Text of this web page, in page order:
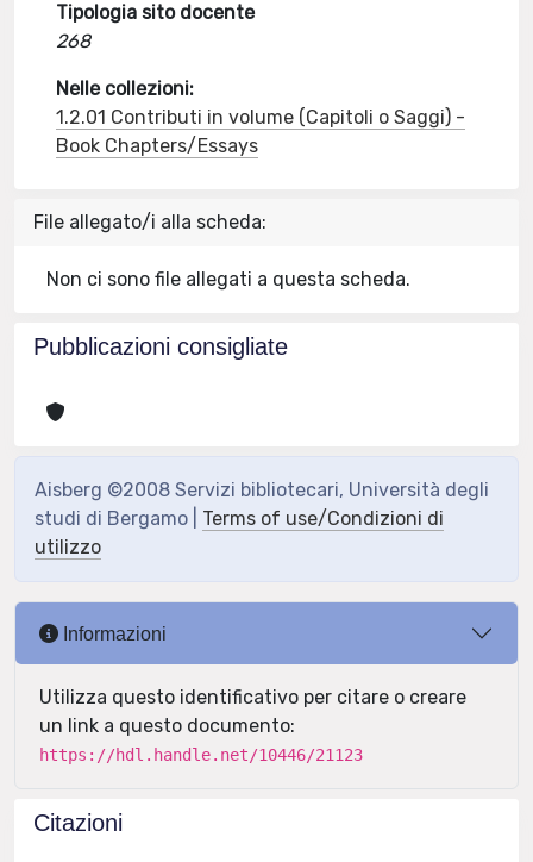
Tipologia sito docente
268
Nelle collezioni:
1.2.01 Contributi in volume (Capitoli o Saggi) -
Book Chapters/Essays
File allegato/i alla scheda:
Non ci sono file allegati a questa scheda.
Pubblicazioni consigliate
Aisberg ©2008 Servizi bibliotecari, Università degli
studi di Bergamo | Terms of use/Condizioni di
utilizzo
Informazioni
Utilizza questo identificativo per citare o creare
un link a questo documento:
https://hdl.handle.net/10446/21123
Citazioni